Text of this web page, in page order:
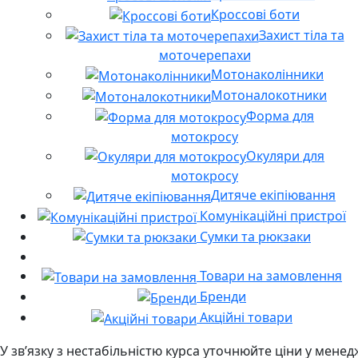
Кроссові боти
Захист тіла та
моточерепахи
Мотонаколінники
Мотоналокотники
Форма для
мотокросу
Окуляри для
мотокросу
Дитяче екіпіювання
Комунікаційні пристрої
Сумки та рюкзаки
Товари на замовлення
Бренди
Акційні товари
У звʼязку з нестабільністю курса уточнюйте ціни у